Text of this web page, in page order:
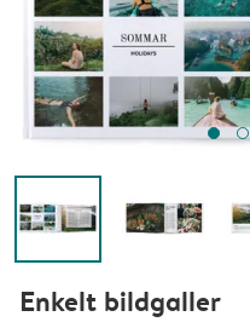
Enkelt bildgaller